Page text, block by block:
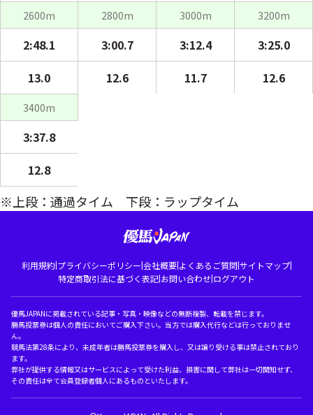
2600m 2800m 3000m 3200m
2:48.1 3:00.7 3:12.4
3:25.0
13.0
12.6 11.7 12.6
3400m
3:37.8
12.8
※上段：通過タイム 下段：ラップタイム
利用規約|プライバシーポリシー|会社概要|よくあるご質問|サイトマップ|
特定商取引法に基づく表記|お問い合わせ|ログアウト
優馬JAPANに掲載されている記事・写真・映像などの無断複製、転載を禁じます。
勝馬投票券は個人の責任においてご購入下さい。当方では購入代行などは行っておりませ
ん。
競馬法第28条により、未成年者は勝馬投票券を購入し、又は譲り受ける事は禁止されており
ます。
弊社が提供する情報又はサービスによって受けた利益、損害に関して弊社は一切関知せず、
その責任は全て会員登録者個人にあるものといたします。